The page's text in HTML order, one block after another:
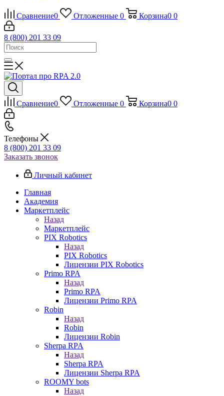
Сравнение0 Отложенные 0 Корзина0 0
8 (800) 201 33 09
Сравнение0 Отложенные 0 Корзина0 0
Телефоны
8 (800) 201 33 09
Заказать звонок
Личный кабинет
Главная
Академия
Маркетплейс
Назад
Маркетплейс
PIX Robotics
Назад
PIX Robotics
Лицензии PIX Robotics
Primo RPA
Назад
Primo RPA
Лицензии Primo RPA
Robin
Назад
Robin
Лицензии Robin
Sherpa RPA
Назад
Sherpa RPA
Лицензии Sherpa RPA
ROOMY bots
Назад